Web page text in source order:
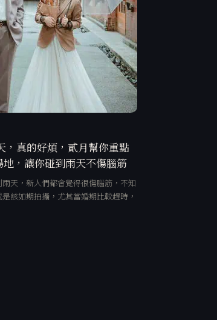
，真的好煩，貳月幫你重點
，讓你碰到雨天不傷腦筋
天，新人們都會覺得很傷腦筋，不知
該如期拍攝，尤其當婚期比較趕時，